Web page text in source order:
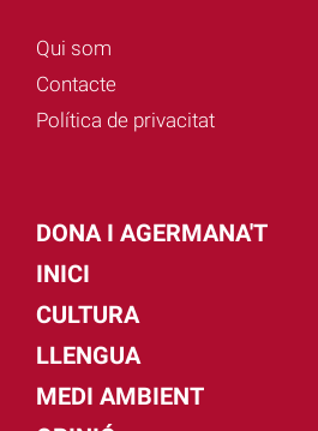
Qui som
Contacte
Política de privacitat
DONA I AGERMANA'T
INICI
CULTURA
LLENGUA
MEDI AMBIENT